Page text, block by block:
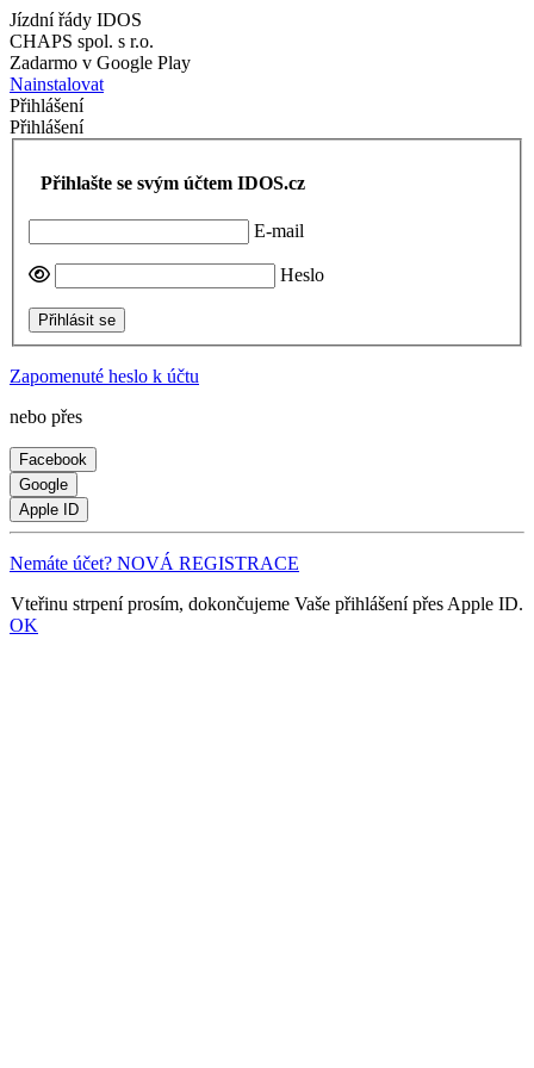
Jízdní řády IDOS
CHAPS spol. s r.o.
Zadarmo v Google Play
Nainstalovat
Přihlášení
Přihlášení
Přihlašte se svým účtem IDOS.cz
E-mail
Heslo
Přihlásit se
Zapomenuté heslo k účtu
nebo přes
Facebook
Google
Apple ID
Nemáte účet? NOVÁ REGISTRACE
Vteřinu strpení prosím, dokončujeme Vaše přihlášení přes Apple ID.
OK